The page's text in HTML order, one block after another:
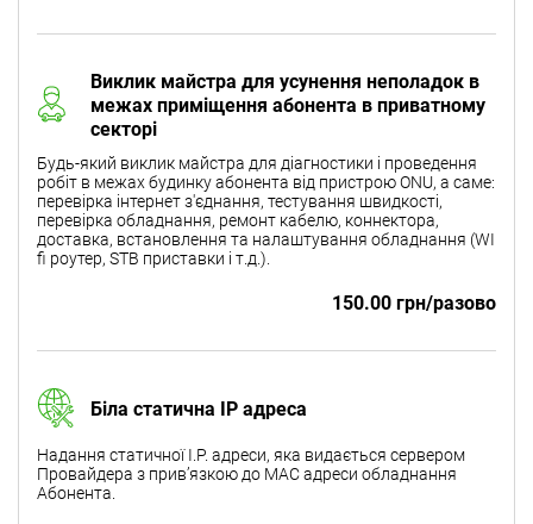
Виклик майстра для усунення неполадок в
межах приміщення абонента в приватному
секторі
Будь-який виклик майстра для діагностики і проведення
робіт в межах будинку абонента від пристрою ONU, а саме:
перевірка інтернет з'єднання, тестування швидкості,
перевірка обладнання, ремонт кабелю, коннектора,
доставка, встановлення та налаштування обладнання (WI
fi роутер, STB приставки і т.д.).
150.00 грн/разово
Біла статична IP адреса
Надання статичної I.P. адреси, яка видається сервером
Провайдера з прив’язкою до МАС адреси обладнання
Абонента.